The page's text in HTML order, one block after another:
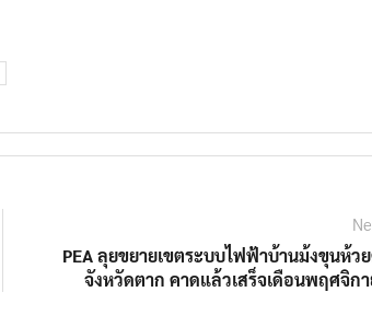
PEA ลุยขยายเขตระบบไฟฟ้าบ้านม้งขุนห้ว
จังหวัดตาก คาดแล้วเสร็จเดือนพฤศจิก